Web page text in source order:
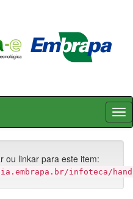
ou linkar para este item:
infoteca/